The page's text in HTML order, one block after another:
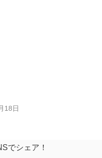
18日
でシェア！